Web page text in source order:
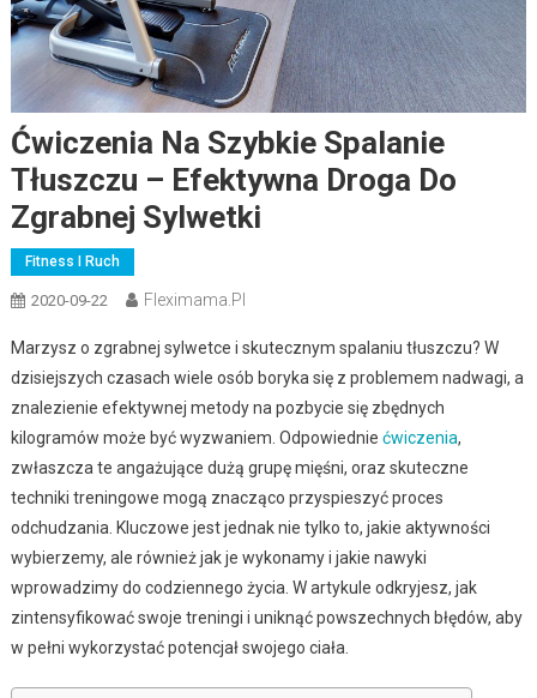
Ćwiczenia Na Szybkie Spalanie
Tłuszczu – Efektywna Droga Do
Zgrabnej Sylwetki
Fitness I Ruch
2020-09-22 Fleximama.pl
Marzysz o zgrabnej sylwetce i skutecznym spalaniu tłuszczu? W
dzisiejszych czasach wiele osób boryka się z problemem nadwagi, a
znalezienie efektywnej metody na pozbycie się zbędnych
kilogramów może być wyzwaniem. Odpowiednie ćwiczenia,
zwłaszcza te angażujące dużą grupę mięśni, oraz skuteczne
techniki treningowe mogą znacząco przyspieszyć proces
odchudzania. Kluczowe jest jednak nie tylko to, jakie aktywności
wybierzemy, ale również jak je wykonamy i jakie nawyki
wprowadzimy do codziennego życia. W artykule odkryjesz, jak
zintensyfikować swoje treningi i uniknąć powszechnych błędów, aby
w pełni wykorzystać potencjał swojego ciała.